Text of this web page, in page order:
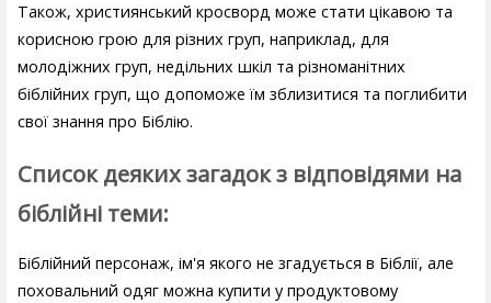
Також, християнський кросворд може стати цікавою та
корисною грою для різних груп, наприклад, для
молодіжних груп, недільних шкіл та різноманітних
біблійних груп, що допоможе їм зблизитися та поглибити
свої знання про Біблію.
Список деяких загадок з відповідями на
біблійні теми:
Біблійний персонаж, ім'я якого не згадується в Біблії, але
поховальний одяг можна купити у продуктовому